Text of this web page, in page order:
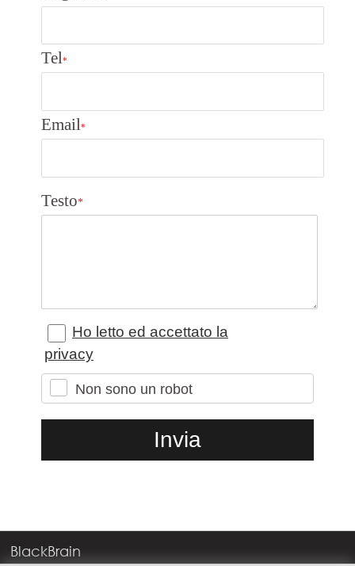
Tel*
Email*
Testo*
Ho letto ed accettato la
privacy
Non sono un robot
BlackBrain